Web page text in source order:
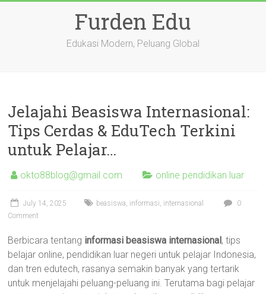
Furden Edu
Edukasi Modern, Peluang Global
Jelajahi Beasiswa Internasional:
Tips Cerdas & EduTech Terkini
untuk Pelajar…
okto88blog@gmail.com online pendidikan luar
July 14, 2025 beasiswa, informasi, internasional
0
Comment
Berbicara tentang informasi beasiswa internasional, tips
belajar online, pendidikan luar negeri untuk pelajar Indonesia,
dan tren edutech, rasanya semakin banyak yang tertarik
untuk menjelajahi peluang-peluang ini. Terutama bagi pelajar